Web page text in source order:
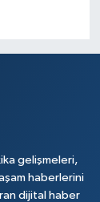
gelişmeleri,
haberlerini
dijital haber